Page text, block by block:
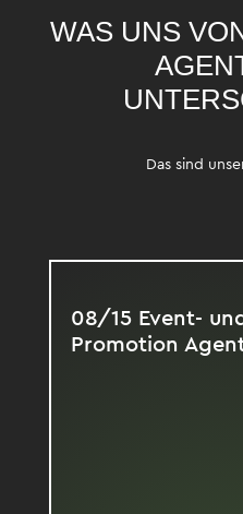
WAS UNS
Das sind
08/15 Event-
Promotion